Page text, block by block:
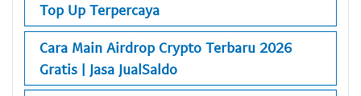
Top Up Terpercaya
Cara Main Airdrop Crypto Terbaru 2026
Gratis | Jasa JualSaldo